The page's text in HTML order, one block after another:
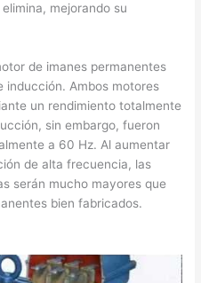
mejorando su
de imanes permanentes
inducción. Ambos motores
un rendimiento totalmente
sin embargo, fueron
a 60 Hz. Al aumentar
de alta frecuencia, las
serán mucho mayores que
bien fabricados.